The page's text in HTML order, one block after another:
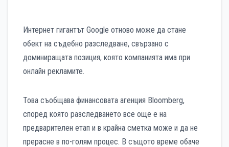
Интернет гигантът Google отново може да стане
обект на съдебно разследване, свързано с
доминиращата позиция, която компанията има при
онлайн рекламите.
Това съобщава финансовата агенция Bloomberg,
според която разследването все още е на
предварителен етап и в крайна сметка може и да не
прерасне в по-голям процес. В същото време обаче